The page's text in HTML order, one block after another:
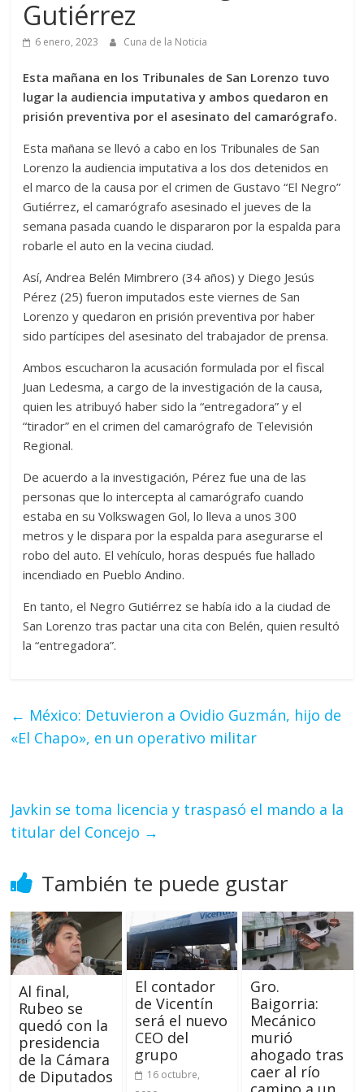
Gutiérrez
6 enero, 2023 Cuna de la Noticia
Esta mañana en los Tribunales de San Lorenzo tuvo
lugar la audiencia imputativa y ambos quedaron en
prisión preventiva por el asesinato del camarógrafo.
Esta mañana se llevó a cabo en los Tribunales de San
Lorenzo la audiencia imputativa a los dos detenidos en
el marco de la causa por el crimen de Gustavo “El Negro”
Gutiérrez, el camarógrafo asesinado el jueves de la
semana pasada cuando le dispararon por la espalda para
robarle el auto en la vecina ciudad.
Así, Andrea Belén Mimbrero (34 años) y Diego Jesús
Pérez (25) fueron imputados este viernes de San
Lorenzo y quedaron en prisión preventiva por haber
sido partícipes del asesinato del trabajador de prensa.
Ambos escucharon la acusación formulada por el fiscal
Juan Ledesma, a cargo de la investigación de la causa,
quien les atribuyó haber sido la “entregadora” y el
“tirador” en el crimen del camarógrafo de Televisión
Regional.
De acuerdo a la investigación, Pérez fue una de las
personas que lo intercepta al camarógrafo cuando
estaba en su Volkswagen Gol, lo lleva a unos 300
metros y le dispara por la espalda para asegurarse el
robo del auto. El vehículo, horas después fue hallado
incendiado en Pueblo Andino.
En tanto, el Negro Gutiérrez se había ido a la ciudad de
San Lorenzo tras pactar una cita con Belén, quien resultó
la “entregadora”.
← México: Detuvieron a Ovidio Guzmán, hijo de
«El Chapo», en un operativo militar
Javkin se toma licencia y traspasó el mando a la
titular del Concejo →
También te puede gustar
Al final,
Rubeo se
quedó con la
presidencia
de la Cámara
de Diputados
El contador
de Vicentín
será el nuevo
CEO del
grupo
16 octubre,
Gro.
Baigorria:
Mecánico
murió
ahogado tras
caer al río